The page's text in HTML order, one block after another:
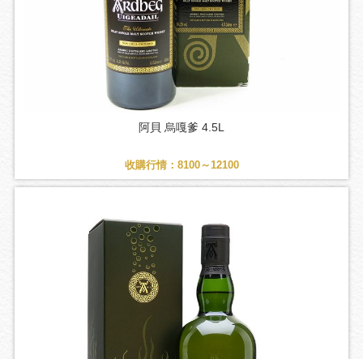
阿貝 烏嘎爹 4.5L
收購行情：8100～12100